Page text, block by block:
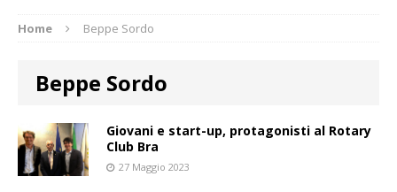
Home Beppe Sordo
Beppe Sordo
Giovani e start-up, protagonisti al Rotary
Club Bra
27 Maggio 2023